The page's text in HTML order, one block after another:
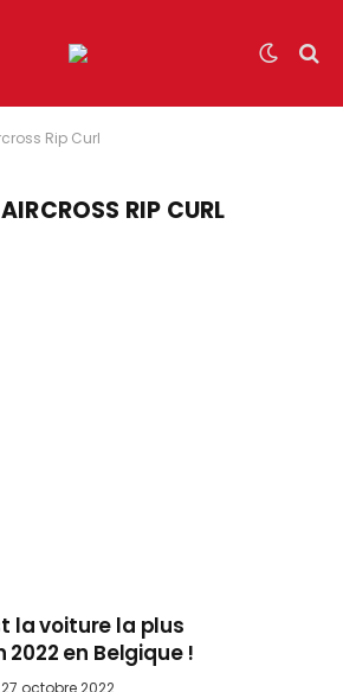
Rip Curl
RIP CURL
la voiture la plus
en Belgique !
27 octobre 2022